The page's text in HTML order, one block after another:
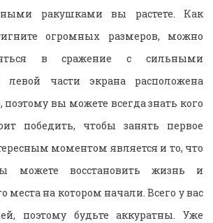
ракушками вы растете. Как
огромных размеров, можно
в сражение с сильными
части экрана расположена
поэтому вы можете всегда знать кого
победить, чтобы занять первое
моментом является и то, что
можете восстановить жизнь и
места на котором начали. Всего у вас
поэтому будьте аккуратны. Уже